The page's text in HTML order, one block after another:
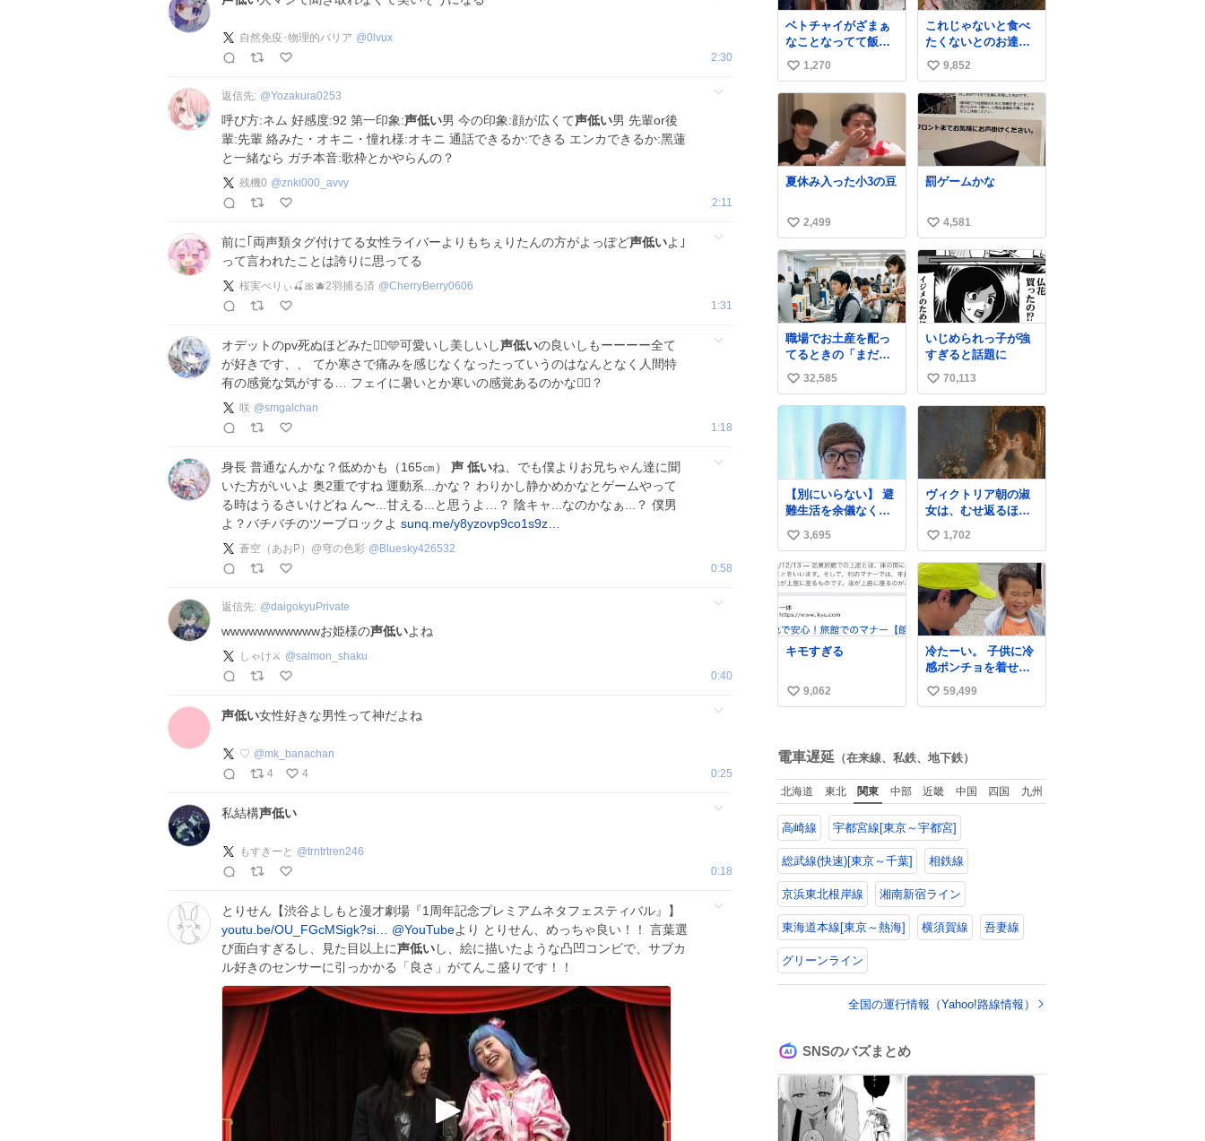
自然免疫･物理的バリア @0lvux
2:30
返信先: @Yozakura0253
呼び方:ネム 好感度:92 第一印象:声低い男 今の印象:顔が広くて声低い男 先輩or後
輩:先輩 絡みた・オキニ・憧れ様:オキニ 通話できるか:できる エンカできるか:黑蓮
と一緒なら ガチ本音:歌枠とかやらんの？
残機0 @znki000_avvy
2:11
前に｢両声類タグ付けてる女性ライバーよりもちぇりたんの方がよっぽど声低いよ｣
って言われたことは誇りに思ってる
桜実べりぃ🍒🎀🫐2羽捕る済 @CherryBerry0606
1:31
オデットのpv死ぬほどみた😵‍💫🩵可愛いし美しいし声低いの良いしもーーーー全て
が好きです、、 てか寒さで痛みを感じなくなったっていうのはなんとなく人間特
有の感覚な気がする… フェイに暑いとか寒いの感覚あるのかな😵‍💫？
咲 @smgalchan
1:18
身長 普通なんかな？低めかも（165㎝） 声 低いね、でも僕よりお兄ちゃん達に聞
いた方がいいよ 奥2重ですね 運動系...かな？ わりかし静かめかなとゲームやって
る時はうるさいけどね ん〜...甘える...と思うよ…？ 陰キャ...なのかなぁ...？ 僕男
よ？バチバチのツーブロックよ sunq.me/y8yzovp9co1s9z…
蒼空（あおP）@穹の色彩 @ Bluesky426532
0:58
返信先: @daigokyuPrivate
wwwwwwwwwwwお姫様の声低いよね
しゃけ⚔️ @salmon_shaku
0:40
声低い女性好きな男性って神だよね
♡ @mk_banachan
4
4 0:25
私結構声低い
もすきーと @trntrtren246
0:18
とりせん【渋谷よしもと漫才劇場『1周年記念プレミアムネタフェスティバル』】
youtu.be/OU_FGcMSigk?si…
@YouTubeより とりせん、めっちゃ良い！！ 言葉選
び面白すぎるし、見た目以上に声低いし、絵に描いたような凸凹コンビで、サブカ
ル好きのセンサーに引っかかる「良さ」がてんこ盛りです！！
ベトチャイがざまぁ
なことなってて飯う
ますぎ
る〜〜〜！！！！！
！！！ 店員さんの神
対応によって先頭並
んでたのに列からハ
ブられてた
wwwwwwwwwwww
い
い
ね
数
1,270
これじゃないと食べ
たくないとのお達し
だったので、しっぽ
置き場係になってい
る
い
い
ね
数
9,852
夏休み入った小3の豆
い
い
ね
数
2,499
罰ゲームかな
い
い
ね
数
4,581
職場でお土産を配っ
てるときの「まだ気
づいてませんよ」的
な演技が毎回シンド
い。
い
い
32,585
いじめられっ子が強
すぎると話題に
い
い
数
70,113
【別にいらない】 避
難生活を余儀なくさ
れている子どもたち
のためにヒカキンボ
ックス1000個を寄付
させていただきまし
い
い
ね
3,695
ヴィクトリア朝の淑
女は、むせ返るほど
大量の香水を身につ
けるものではないと
されていた。それで
も香水は、髪や肌の
手入れと同じくら
い、ヴィクトリア朝
の女性達の美容習慣
に欠かせないものだ
った。 当時の香水
は、現在私たちが知
る香水よりも単純な
組成で、その大部分
い
い
ね
数
1,702
キモすぎる
い
数
9,062
冷たーい。 子供に冷
感ポンチョを着せて
あげたら大はしゃぎ
で喜んでくれまし
謝。
い
数
59,499
電車遅延 （在来線、私鉄、地下鉄）
北海道 東北 関東 中部 近畿 中国 四国 九州
高崎線 宇都宮線[東京～宇都宮]
総武線(快速)[東京～千葉] 相鉄線
京浜東北根岸線 湘南新宿ライン
東海道本線[東京～熱海] 横須賀線 吾妻線
グリーンライン
全国の運行情報（Yahoo!路線情報）
SNSのバズまとめ